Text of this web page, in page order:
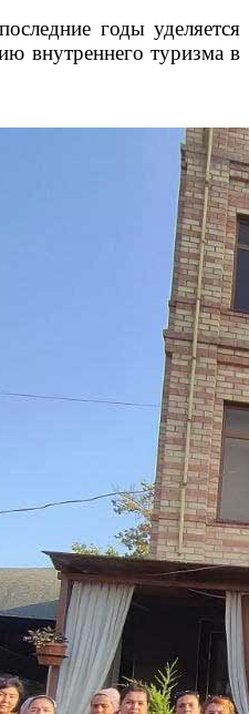
годы уделяется
внутреннего туризма в